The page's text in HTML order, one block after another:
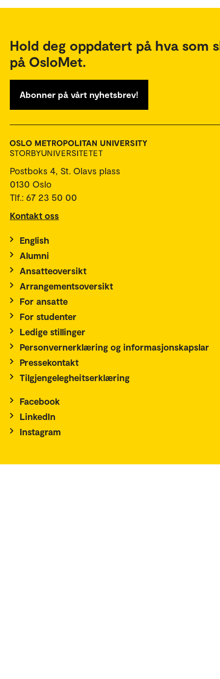
Hold deg oppdatert på hva som
på OsloMet.
Abonner på vårt nyhetsbrev!
Postboks 4, St. Olavs plass
0130 Oslo
Tlf.: 67 23 50 00
Kontakt oss
English
Alumni
Ansatteoversikt
Arrangementsoversikt
For ansatte
For studenter
Ledige stillinger
Personvernerklæring og informasjonskapslar
Pressekontakt
Tilgjengelegheitserklæring
Facebook
LinkedIn
Instagram